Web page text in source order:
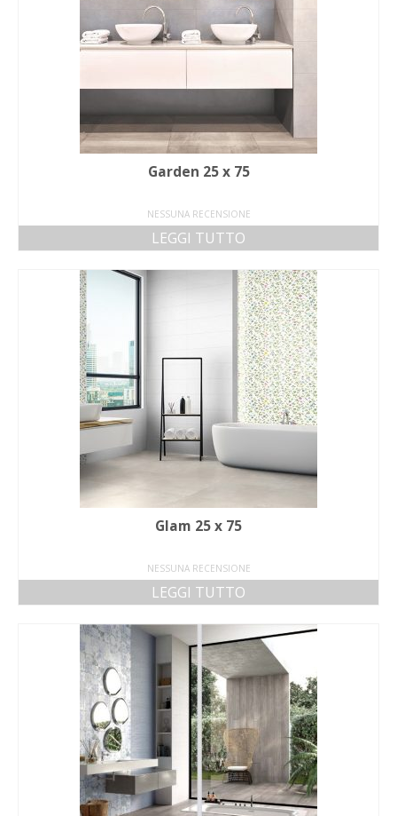
Garden 25 x 75
NESSUNA RECENSIONE
LEGGI TUTTO
Glam 25 x 75
NESSUNA RECENSIONE
LEGGI TUTTO